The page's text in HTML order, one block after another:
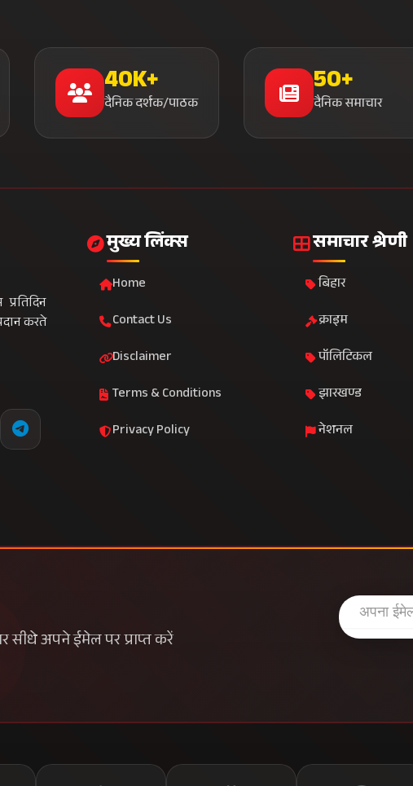
40K+
दैनिक दर्शक/पाठक
50+
दैनिक समाचार
करते
मुख्य लिंक्स
Home
Contact Us
Disclaimer
Terms & Conditions
Privacy Policy
समाचार श्रेणी
बिहार
क्राइम
पॉलिटिकल
झारखण्ड
नेशनल
सीधे अपने ईमेल पर प्राप्त करें